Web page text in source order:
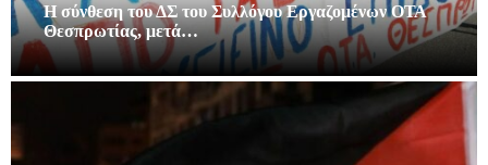
Η σύνθεση του ΔΣ του Συλλόγου Εργαζομένων ΟΤΑ
Θεσπρωτίας, μετά…